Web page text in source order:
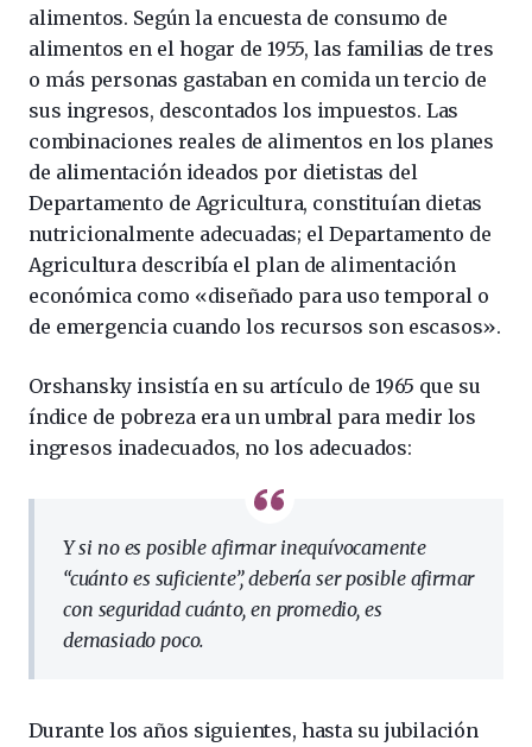
alimentos. Según la encuesta de consumo de
alimentos en el hogar de 1955, las familias de tres
o más personas gastaban en comida un tercio de
sus ingresos, descontados los impuestos. Las
combinaciones reales de alimentos en los planes
de alimentación ideados por dietistas del
Departamento de Agricultura, constituían dietas
nutricionalmente adecuadas; el Departamento de
Agricultura describía el plan de alimentación
económica como «diseñado para uso temporal o
de emergencia cuando los recursos son escasos».
Orshansky insistía en su artículo de 1965 que su
índice de pobreza era un umbral para medir los
ingresos inadecuados, no los adecuados:
Y si no es posible afirmar inequívocamente
“cuánto es suficiente”, debería ser posible afirmar
con seguridad cuánto, en promedio, es
demasiado poco.
Durante los años siguientes, hasta su jubilación